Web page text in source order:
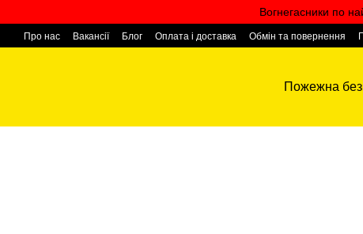
Вогнегасники по
Про нас Вакансії Блог Оплата і доставка Обмін та повернення
Пожежна